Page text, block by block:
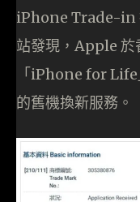
iPhone Trade-in
站發現，Apple 於
「iPhone for
的舊機換新服務。